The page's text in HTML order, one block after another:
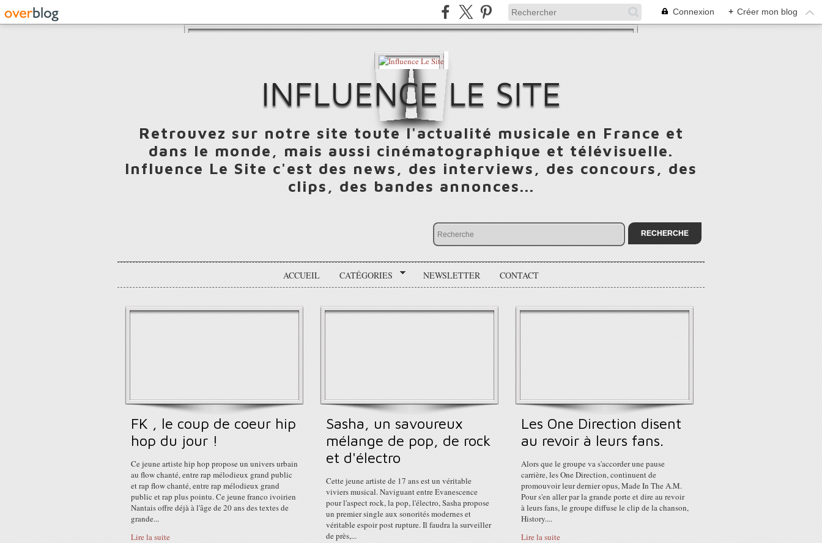
Connexion + Créer mon blog
INFLUENCE LE SITE
Retrouvez sur notre site toute l'actualité musicale en France et
dans le monde, mais aussi cinématographique et télévisuelle.
Influence Le Site c'est des news, des interviews, des concours, des
clips, des bandes annonces...
ACCUEIL CATÉGORIES NEWSLETTER CONTACT
FK , le coup de coeur hip
hop du jour !
Ce jeune artiste hip hop propose un univers urbain
au flow chanté, entre rap mélodieux grand public
et rap flow chanté, entre rap mélodieux grand
public et rap plus pointu. Ce jeune franco ivoirien
Nantais offre déjà à l'âge de 20 ans des textes de
grande...
Lire la suite
Sasha, un savoureux
mélange de pop, de rock
et d'électro
Cette jeune artiste de 17 ans est un véritable
viviers musical. Naviguant entre Evanescence
pour l'aspect rock, la pop, l'électro, Sasha propose
un premier single aux sonorités modernes et
véritable espoir post rupture. Il faudra la surveiller
de près,...
Les One Direction disent
au revoir à leurs fans.
Alors que le groupe va s'accorder une pause
carrière, les One Direction, continuent de
promouvoir leur dernier opus, Made In The A.M.
Pour s'en aller par la grande porte et dire au revoir
à leurs fans, le groupe diffuse le clip de la chanson,
History....
Lire la suite